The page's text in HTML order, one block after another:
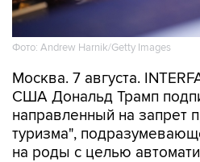
Фото: Andrew Harnik/Getty Images
Москва. 7 августа.
США Дональд Трамп
направленный на запрет
туризма",
на роды с целью